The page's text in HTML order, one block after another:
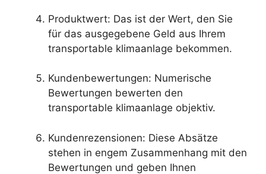
Produktwert: Das ist der Wert, den Sie
für das ausgegebene Geld aus Ihrem
transportable klimaanlage bekommen.
Kundenbewertungen: Numerische
Bewertungen bewerten den
transportable klimaanlage objektiv.
Kundenrezensionen: Diese Absätze
stehen in engem Zusammenhang mit den
Bewertungen und geben Ihnen